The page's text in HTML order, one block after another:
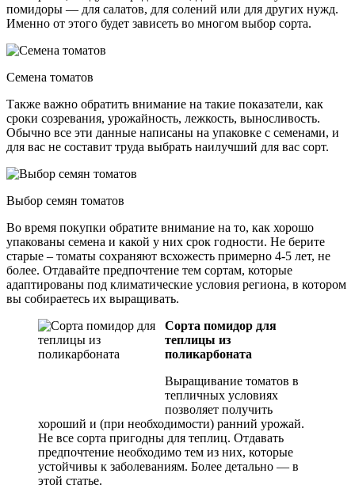
помидоры — для салатов, для солений или для других нужд.
Именно от этого будет зависеть во многом выбор сорта.
Семена томатов
Также важно обратить внимание на такие показатели, как
сроки созревания, урожайность, лежкость, выносливость.
Обычно все эти данные написаны на упаковке с семенами, и
для вас не составит труда выбрать наилучший для вас сорт.
Выбор семян томатов
Во время покупки обратите внимание на то, как хорошо
упакованы семена и какой у них срок годности. Не берите
старые – томаты сохраняют всхожесть примерно 4-5 лет, не
более. Отдавайте предпочтение тем сортам, которые
адаптированы под климатические условия региона, в котором
вы собираетесь их выращивать.
Сорта помидор для
теплицы из
поликарбоната
Выращивание томатов в
тепличных условиях
позволяет получить
хороший и (при необходимости) ранний урожай.
Не все сорта пригодны для теплиц. Отдавать
предпочтение необходимо тем из них, которые
устойчивы к заболеваниям. Более детально — в
этой статье.